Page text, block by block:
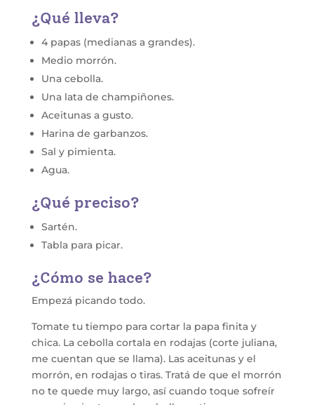
¿Qué lleva?
4 papas (medianas a grandes).
Medio morrón.
Una cebolla.
Una lata de champiñones.
Aceitunas a gusto.
Harina de garbanzos.
Sal y pimienta.
Agua.
¿Qué preciso?
Sartén.
Tabla para picar.
¿Cómo se hace?
Empezá picando todo.
Tomate tu tiempo para cortar la papa finita y
chica. La cebolla cortala en rodajas (corte juliana,
me cuentan que se llama). Las aceitunas y el
morrón, en rodajas o tiras. Tratá de que el morrón
no te quede muy largo, así cuando toque sofreír